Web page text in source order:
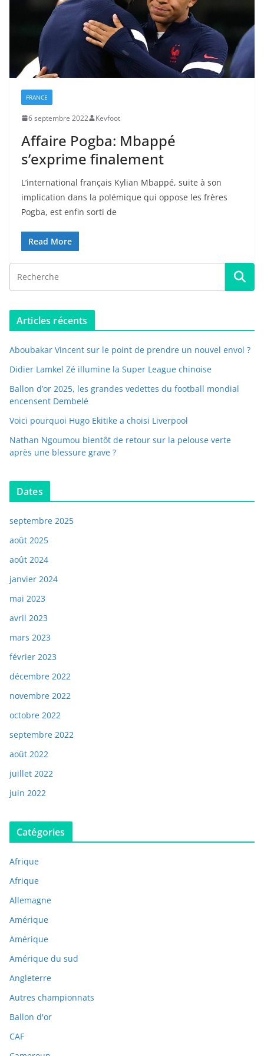
FRANCE
6 septembre 2022 Kevfoot
Affaire Pogba: Mbappé
s’exprime finalement
L’international français Kylian Mbappé, suite à son
implication dans la polémique qui oppose les frères
Pogba, est enfin sorti de
Read More
Articles récents
Aboubakar Vincent sur le point de prendre un nouvel envol ?
Didier Lamkel Zé illumine la Super League chinoise
Ballon d’or 2025, les grandes vedettes du football mondial
encensent Dembelé
Voici pourquoi Hugo Ekitike a choisi Liverpool
Nathan Ngoumou bientôt de retour sur la pelouse verte
après une blessure grave ?
Dates
septembre 2025
août 2025
août 2024
janvier 2024
mai 2023
avril 2023
mars 2023
février 2023
décembre 2022
novembre 2022
octobre 2022
septembre 2022
août 2022
juillet 2022
juin 2022
Catégories
Afrique
Afrique
Allemagne
Amérique
Amérique
Amérique du sud
Angleterre
Autres championnats
Ballon d'or
CAF